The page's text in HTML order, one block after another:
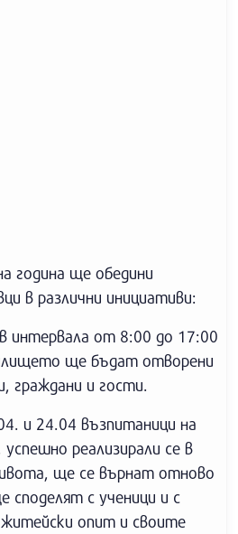
година ще обедини
в различни инициативи:
интервала от 8:00 до 17:00
ще бъдат отворени
граждани и гости.
и 24.04 възпитаници на
реализирали се в
ще се върнат отново
споделят с ученици и с
опит и своите